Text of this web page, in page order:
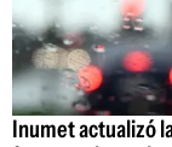
Inumet actualizó